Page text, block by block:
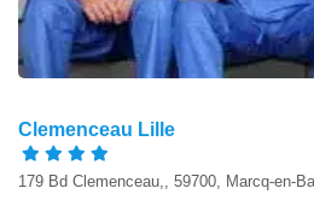
Clemenceau Lille